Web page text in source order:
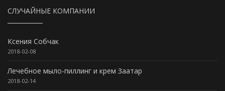
СЛУЧАЙНЫЕ КОМПАНИИ
Ксения Собчак
2018-02-08
Лечебное мыло-пиллинг и крем Заатар
2018-02-14